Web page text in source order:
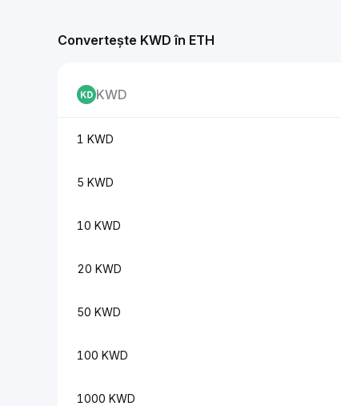
Convertește KWD în ETH
KWD
1 KWD
5 KWD
10 KWD
20 KWD
50 KWD
100 KWD
1000 KWD